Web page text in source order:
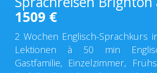
1509 €
2 Wochen Englisch-Sprachkurs
Lektionen à 50 min
Gastfamilie, Einzelzimmer,